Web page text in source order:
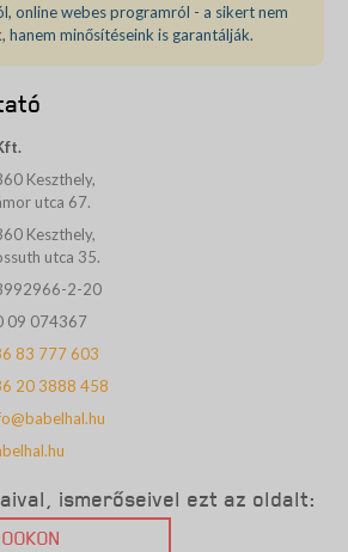
online webes programról - a sikert nem
hanem minősítéseink is garantálják.
Keszthely,
utca 67.
Keszthely,
utca 35.
2-20
09 074367
83 777 603
20 3888 458
ismerőseivel ezt az oldalt: